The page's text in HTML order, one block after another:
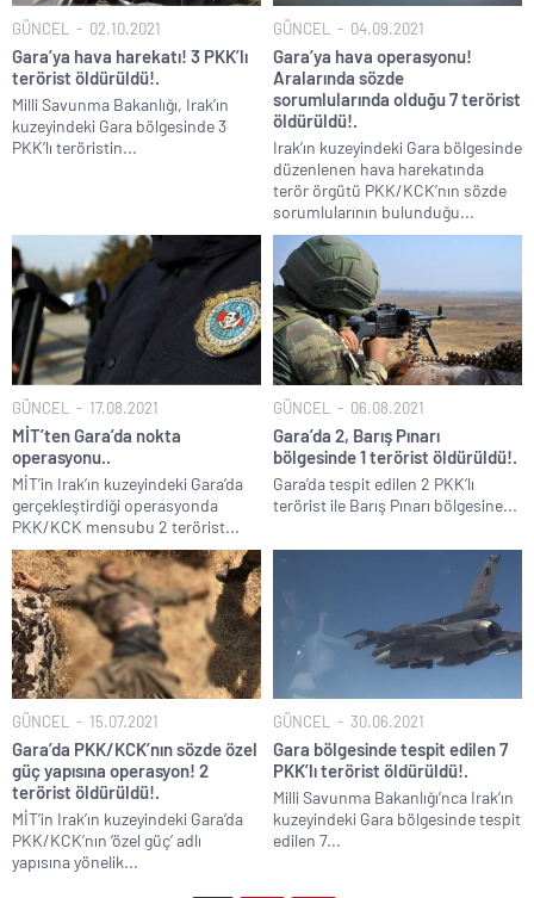
GÜNCEL 02.10.2021
Gara’ya hava harekatı! 3 PKK’lı
terörist öldürüldü!.
Milli Savunma Bakanlığı, Irak’ın
kuzeyindeki Gara bölgesinde 3
PKK’lı teröristin...
GÜNCEL 04.09.2021
Gara’ya hava operasyonu!
Aralarında sözde
sorumlularında olduğu 7 terörist
öldürüldü!.
Irak’ın kuzeyindeki Gara bölgesinde
düzenlenen hava harekatında
terör örgütü PKK/KCK’nın sözde
sorumlularının bulunduğu...
GÜNCEL 17.08.2021
MİT’ten Gara’da nokta
operasyonu..
MİT’in Irak’ın kuzeyindeki Gara’da
gerçekleştirdiği operasyonda
PKK/KCK mensubu 2 terörist...
GÜNCEL 06.08.2021
Gara’da 2, Barış Pınarı
bölgesinde 1 terörist öldürüldü!.
Gara’da tespit edilen 2 PKK’lı
terörist ile Barış Pınarı bölgesine...
GÜNCEL 15.07.2021
Gara’da PKK/KCK’nın sözde özel
güç yapısına operasyon! 2
terörist öldürüldü!.
MİT’in Irak’ın kuzeyindeki Gara’da
PKK/KCK’nın ‘özel güç’ adlı
yapısına yönelik...
GÜNCEL 30.06.2021
Gara bölgesinde tespit edilen 7
PKK’lı terörist öldürüldü!.
Milli Savunma Bakanlığı’nca Irak’ın
kuzeyindeki Gara bölgesinde tespit
edilen 7...